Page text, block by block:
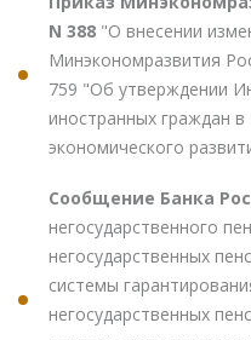
N 388 "О внесении
Минэкономразвития
759 "Об утверждении
иностранных граждан
экономического
Сообщение Банка
негосударственного
негосударственных
системы
негосударственных